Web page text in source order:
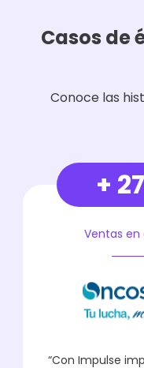
Casos de
Conoce las
+
Ventas en
“Con Impulse